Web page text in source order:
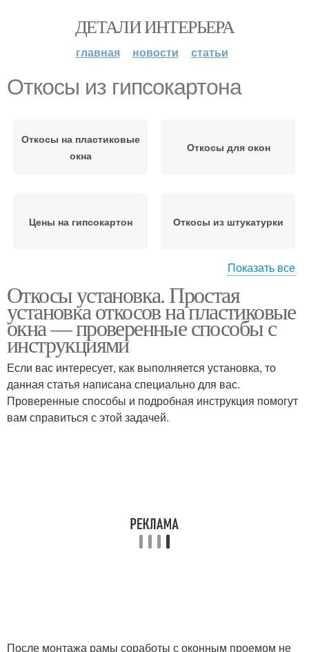
ДЕТАЛИ ИНТЕРЬЕРА
главная новости статьи
Откосы из гипсокартона
Откосы на пластиковые
окна
Откосы для окон
Цены на гипсокартон Откосы из штукатурки
откосы
Откосы из сэндвич-
панелей
Металлические откосы Наружные откосы
Показать все
Откосы установка. Простая
установка откосов на пластиковые
окна — проверенные способы с
инструкциями
Если вас интересует, как выполняется установка, то
данная статья написана специально для вас.
Проверенные способы и подробная инструкция помогут
вам справиться с этой задачей.
После монтажа рамы соработы с оконным проемом не